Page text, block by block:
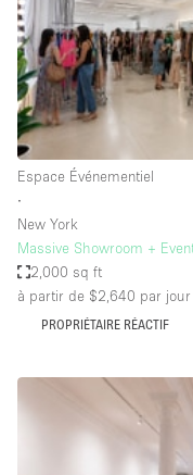
Bar
Cabines d'essayage
Chauffage
Comptoir
Concierge
De plain-pied
Entrée Large
Espace Avec Vue
Espace Epuré /
Exposition Véhicules
Espace Événementiel
∙
New York
Massive Showroom +
2,000 sq ft
à partir de $2,640 par jour
PROPRIÉTAIRE RÉACTIF